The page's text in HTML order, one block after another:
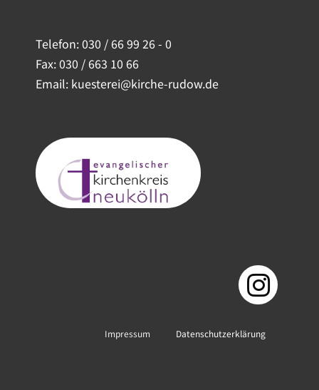
Telefon:030 / 66 99 26 - 0
Fax: 030 / 663 10 66
Email: kuesterei@kirche-rudow.de
Impressum Datenschutzerklärung